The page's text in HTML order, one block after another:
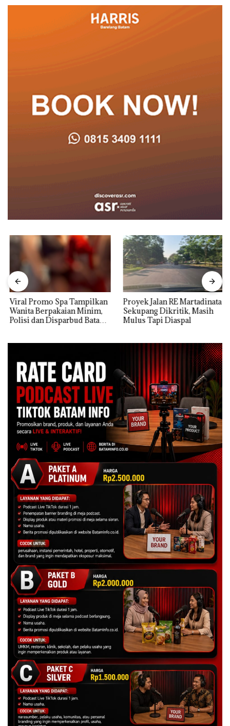
Viral Promo Spa Tampilkan
Wanita Berpakaian Minim,
Polisi dan Disparbud Batam
Proyek Jalan RE Martadinata
Sekupang Dikritik, Masih
Mulus Tapi Diaspal